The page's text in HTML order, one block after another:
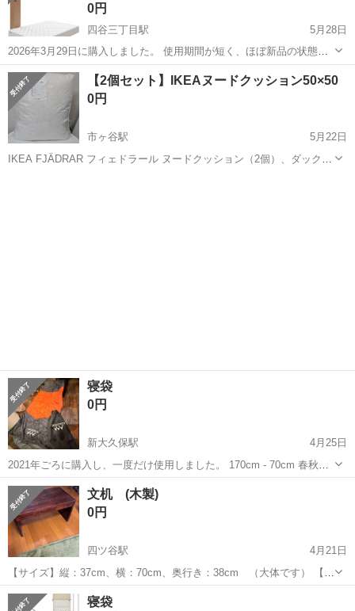
0円
四谷三丁目駅
5月28日
2026年3月29日に購入しました。 使用期間が短く、ほぼ新品の状態で
す。 ・Novilla セミダブルマットレス（20cm / ホワイト） ・ZINUS セ
ミダブルベッドフレーム（折りたたみ式 / ブラック） 5階です...
東京 新宿区 四谷三丁目駅 寝具 ZINUS
【2個セット】IKEAヌードクッション50×50
0円
市ヶ谷駅
5月22日
IKEA FJÄDRAR フィェドラール ヌードクッション（2個）、ダックフ
寝袋
0円
新大久保駅
4月25日
2021年ごろに購入し、一度だけ使用しました。 170cm - 70cm 春秋で
使用するぐらいの厚さです。
東京 新宿区 新大久保駅
文机 (木製)
0円
四ツ谷駅
4月21日
【サイズ】縦：37cm、横：70cm、奥行き：38cm （大体です） 【傷
などの状態】表面に傷があります (地震の際に物が落下してついてしま
いすました。 その他、ヘリに色落ちあり。(写真を参考に見て下さい)
東京 新宿区 四ツ谷駅
寝袋